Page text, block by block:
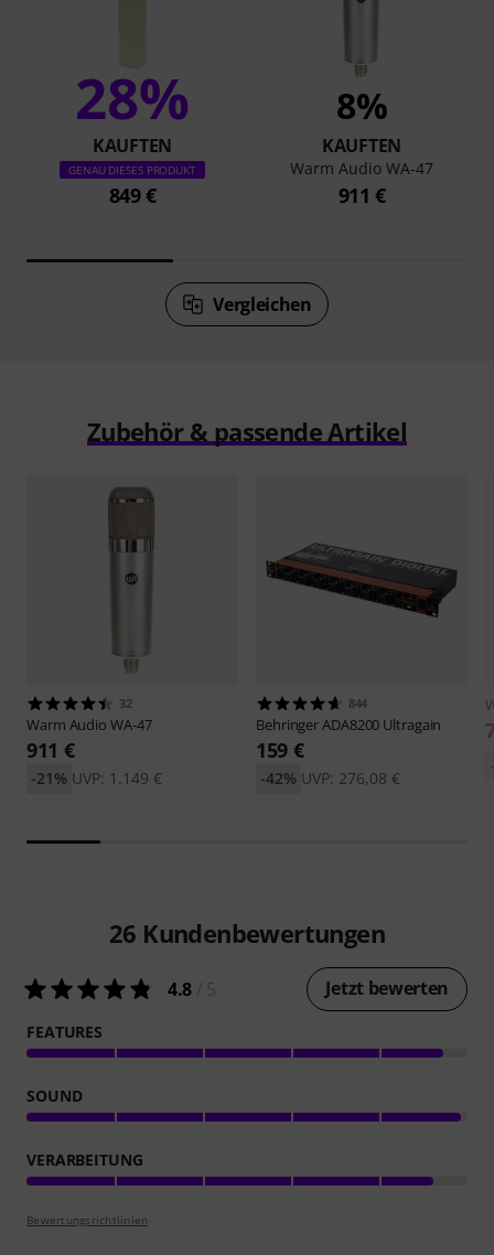
28%
KAUFTEN
GENAU DIESES PRODUKT
849 €
8%
KAUFTEN
Warm Audio WA-47
911 €
Vergleichen
Zubehör & passende Artikel
32
Warm Audio WA-47
911 €
UVP: 1.149 €
-21%
844
BehringerADA8200 Ultragain
159 €
UVP: 276,08 €
-42%
26 Kundenbewertungen
4.8 Jetzt bewerten
FEATURES
SOUND
VERARBEITUNG
Bewertungsrichtlinien